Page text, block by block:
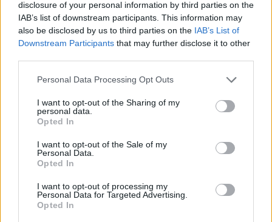
disclosure of your personal information by third parties on the
IAB’s list of downstream participants. This information may
also be disclosed by us to third parties on the IAB’s List of
Downstream Participants that may further disclose it to other
Personal Data Processing Opt Outs
I want to opt-out of the Sharing of my
personal data.
Opted In
I want to opt-out of the Sale of my
Personal Data.
Opted In
I want to opt-out of processing my
Personal Data for Targeted Advertising.
Opted In
«Ilgi centos saglabāt ģimeni par katru cenu.»
Rožu kolekcionāre Romija atklāti par savām
dzīves mācībām
INTERVIJA